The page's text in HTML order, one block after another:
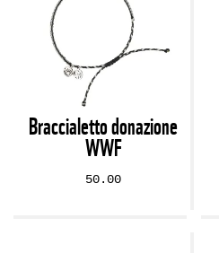
Braccialetto donazione
WWF
50.00